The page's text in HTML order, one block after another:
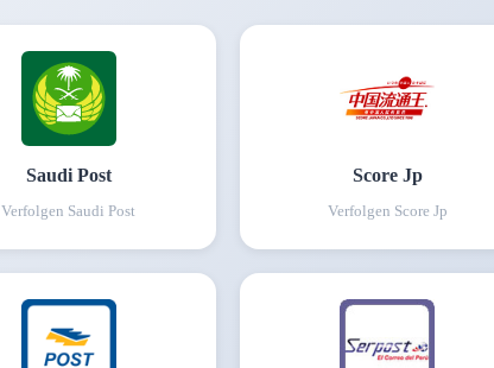
Saudi Post
Verfolgen Saudi Post
Score Jp
Verfolgen Score Jp